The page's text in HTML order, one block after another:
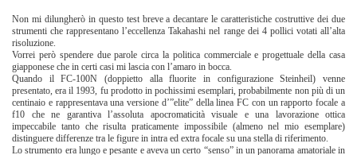
Non mi dilungherò in questo test breve a decantare le caratteristiche costruttive dei due
strumenti che rappresentano l’eccellenza Takahashi nel range dei 4 pollici votati all’alta
risoluzione.
Vorrei però spendere due parole circa la politica commerciale e progettuale della casa
giapponese che in certi casi mi lascia con l’amaro in bocca.
Quando il FC-100N (doppietto alla fluorite in configurazione Steinheil) venne
presentato, era il 1993, fu prodotto in pochissimi esemplari, probabilmente non più di un
centinaio e rappresentava una versione d’”elite” della linea FC con un rapporto focale a
f10 che ne garantiva l’assoluta apocromaticità visuale e una lavorazione ottica
impeccabile tanto che risulta praticamente impossibile (almeno nel mio esemplare)
distinguere differenze tra le figure in intra ed extra focale su una stella di riferimento.
Lo strumento era lungo e pesante e aveva un certo “senso” in un panorama amatoriale in